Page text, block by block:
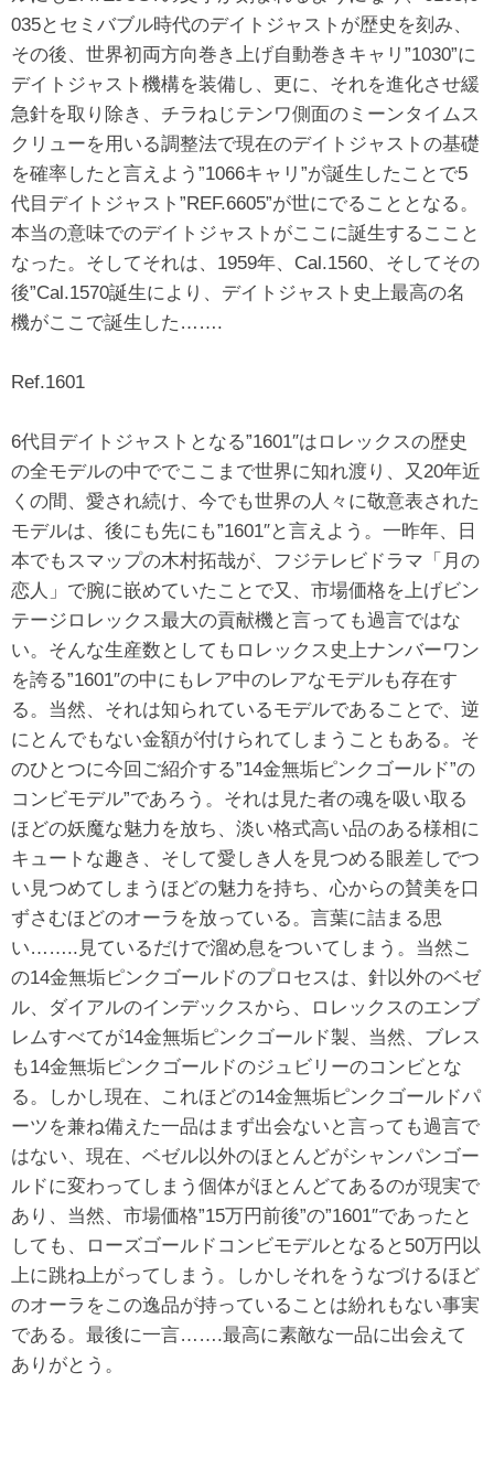
035とセミバブル時代のデイトジャストが歴史を刻み、
その後、世界初両方向巻き上げ自動巻きキャリ”1030”に
デイトジャスト機構を装備し、更に、それを進化させ緩
急針を取り除き、チラねじテンワ側面のミーンタイムス
クリューを用いる調整法で現在のデイトジャストの基礎
を確率したと言えよう”1066キャリ”が誕生したことで5
代目デイトジャスト”REF.6605”が世にでることとなる。
本当の意味でのデイトジャストがここに誕生するここと
なった。そしてそれは、1959年、Cal.1560、そしてその
後”Cal.1570誕生により、デイトジャスト史上最高の名
機がここで誕生した…….
Ref.1601
6代目デイトジャストとなる”1601″はロレックスの歴史
の全モデルの中ででここまで世界に知れ渡り、又20年近
くの間、愛され続け、今でも世界の人々に敬意表された
モデルは、後にも先にも”1601″と言えよう。一昨年、日
本でもスマップの木村拓哉が、フジテレビドラマ「月の
恋人」で腕に嵌めていたことで又、市場価格を上げビン
テージロレックス最大の貢献機と言っても過言ではな
い。そんな生産数としてもロレックス史上ナンバーワン
を誇る”1601″の中にもレア中のレアなモデルも存在す
る。当然、それは知られているモデルであることで、逆
にとんでもない金額が付けられてしまうこともある。そ
のひとつに今回ご紹介する”14金無垢ピンクゴールド”の
コンビモデル”であろう。それは見た者の魂を吸い取る
ほどの妖魔な魅力を放ち、淡い格式高い品のある様相に
キュートな趣き、そして愛しき人を見つめる眼差しでつ
い見つめてしまうほどの魅力を持ち、心からの賛美を口
ずさむほどのオーラを放っている。言葉に詰まる思
い……..見ているだけで溜め息をついてしまう。当然こ
の14金無垢ピンクゴールドのプロセスは、針以外のベゼ
ル、ダイアルのインデックスから、ロレックスのエンブ
レムすべてが14金無垢ピンクゴールド製、当然、ブレス
も14金無垢ピンクゴールドのジュビリーのコンビとな
る。しかし現在、これほどの14金無垢ピンクゴールドパ
ーツを兼ね備えた一品はまず出会ないと言っても過言で
はない、現在、ベゼル以外のほとんどがシャンパンゴー
ルドに変わってしまう個体がほとんどてあるのが現実で
あり、当然、市場価格”15万円前後”の”1601″であったと
しても、ローズゴールドコンビモデルとなると50万円以
上に跳ね上がってしまう。しかしそれをうなづけるほど
のオーラをこの逸品が持っていることは紛れもない事実
である。最後に一言…….最高に素敵な一品に出会えて
ありがとう。